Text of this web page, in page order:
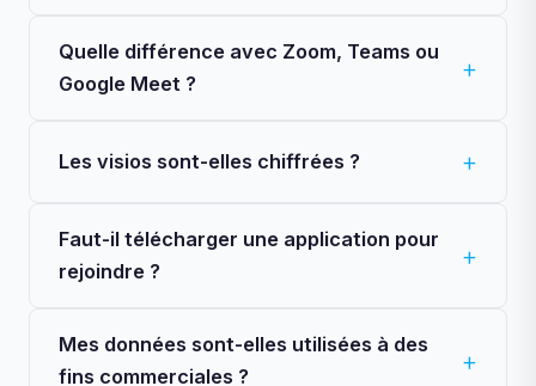
Quelle différence avec Zoom, Teams ou
Google Meet ?
Les visios sont-elles chiffrées ?
Faut-il télécharger une application pour
rejoindre ?
Mes données sont-elles utilisées à des
fins commerciales ?